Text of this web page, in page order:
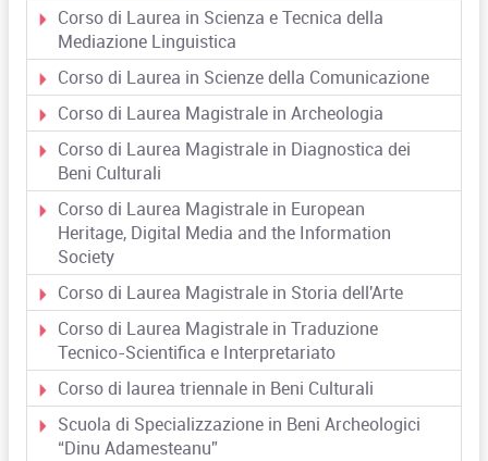
Corso di Laurea in Scienza e Tecnica della
Mediazione Linguistica
Corso di Laurea in Scienze della Comunicazione
Corso di Laurea Magistrale in Archeologia
Corso di Laurea Magistrale in Diagnostica dei
Beni Culturali
Corso di Laurea Magistrale in European
Heritage, Digital Media and the Information
Society
Corso di Laurea Magistrale in Storia dell'Arte
Corso di Laurea Magistrale in Traduzione
Tecnico-Scientifica e Interpretariato
Corso di laurea triennale in Beni Culturali
Scuola di Specializzazione in Beni Archeologici
“Dinu Adamesteanu”